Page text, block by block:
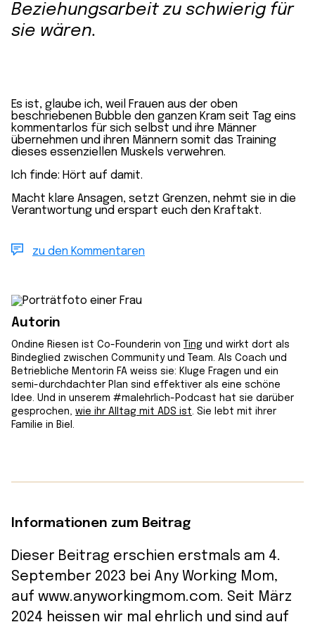
Beziehungsarbeit zu schwierig für
sie wären.
Es ist, glaube ich, weil Frauen aus der oben
beschriebenen Bubble den ganzen Kram seit Tag eins
kommentarlos für sich selbst und ihre Männer
übernehmen und ihren Männern somit das Training
dieses essenziellen Muskels verwehren.
Ich finde: Hört auf damit.
Macht klare Ansagen, setzt Grenzen, nehmt sie in die
Verantwortung und erspart euch den Kraftakt.
zu den Kommentaren
Autorin
Ondine Riesen ist Co-Founderin von Ting und wirkt dort als
Bindeglied zwischen Community und Team. Als Coach und
Betriebliche Mentorin FA weiss sie: Kluge Fragen und ein
semi-durchdachter Plan sind effektiver als eine schöne
Idee. Und in unserem #malehrlich-Podcast hat sie darüber
gesprochen, wie ihr Alltag mit ADS ist . Sie lebt mit ihrer
Familie in Biel.
Informationen zum Beitrag
Dieser Beitrag erschien erstmals am 4.
September 2023 bei Any Working Mom,
auf www.anyworkingmom.com. Seit März
2024 heissen wir mal ehrlich und sind auf